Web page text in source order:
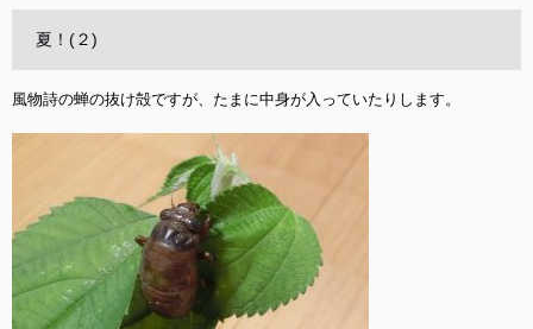
夏！(２)
風物詩の蝉の抜け殻ですが、たまに中身が入っていたりします。